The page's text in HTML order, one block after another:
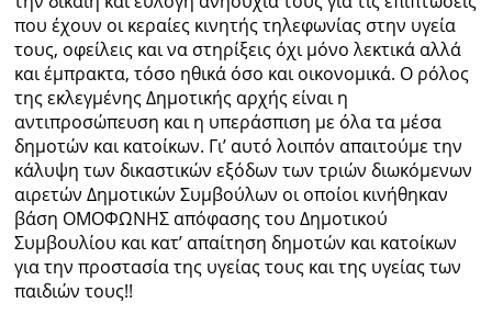
που έχουν οι κεραίες κινητής τηλεφωνίας στην υγεία
τους, οφείλεις και να στηρίξεις όχι μόνο λεκτικά αλλά
και έμπρακτα, τόσο ηθικά όσο και οικονομικά. Ο ρόλος
της εκλεγμένης Δημοτικής αρχής είναι η
αντιπροσώπευση και η υπεράσπιση με όλα τα μέσα
δημοτών και κατοίκων. Γι’ αυτό λοιπόν απαιτούμε την
κάλυψη των δικαστικών εξόδων των τριών διωκόμενων
αιρετών Δημοτικών Συμβούλων οι οποίοι κινήθηκαν
βάση ΟΜΟΦΩΝΗΣ απόφασης του Δημοτικού
Συμβουλίου και κατ’ απαίτηση δημοτών και κατοίκων
για την προστασία της υγείας τους και της υγείας των
παιδιών τους!!